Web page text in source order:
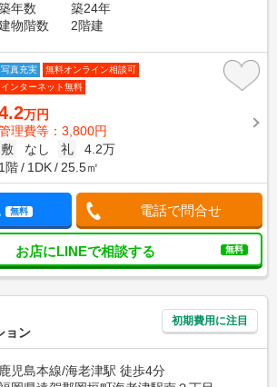
年数
築24年
物階数
2階建
写真充実
無料オンライン相談可
インターネット無料
万円
理費等：3,800円
敷
なし 礼
4.2万
1階
1DK 25.5㎡
無料 電話で問合せ
お店にLINEで相談する 無料
ョン
初期費用に注目
鹿児島本線/海老津駅 徒歩4分